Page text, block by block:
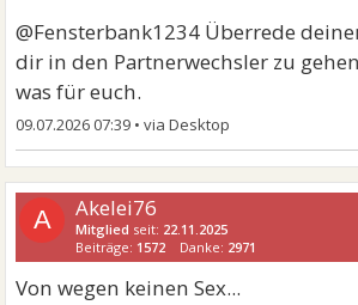
@Fensterbank1234 Überrede
dir in den Partnerwechsler zu
was für euch.
09.07.2026 07:39 •
A Akelei76
Mitglied seit: 22.11.2025
Beiträge: 1572 Danke: 2971
Von wegen keinen Sex...